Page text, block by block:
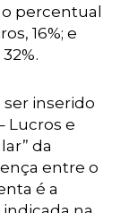
percentual
16%; e
ser inserido
Lucros e
da
entre o
é a